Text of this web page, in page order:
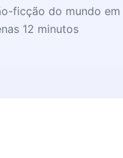
ficção do mundo em
12 minutos